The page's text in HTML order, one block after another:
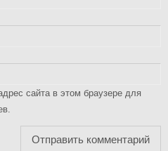
сайта в этом браузере для